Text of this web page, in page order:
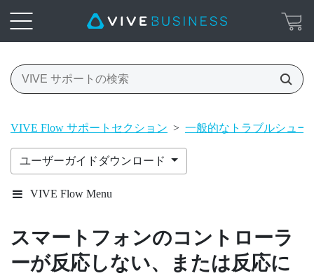
VIVE Flow サポートセクション > 一般的なトラブルシュー
ユーザーガイドダウンロード
VIVE Flow Menu
スマートフォンのコントローラ
ーが反応しない、または反応に